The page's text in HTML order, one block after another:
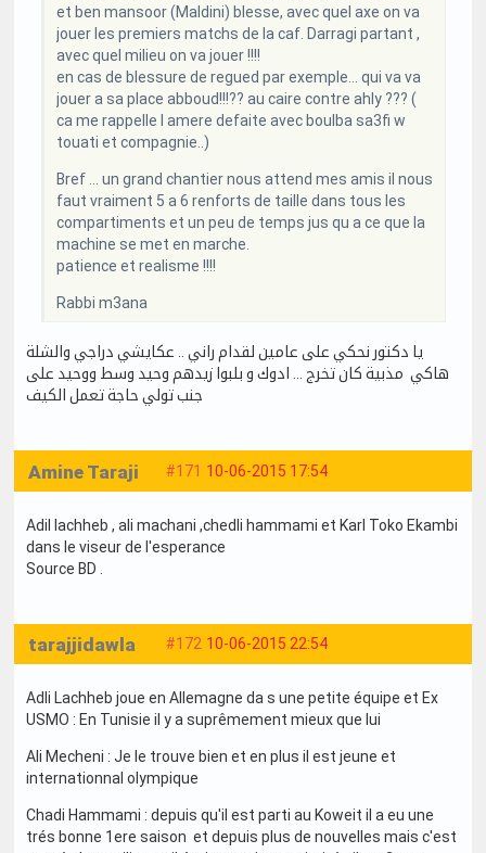
et ben mansoor (Maldini) blesse, avec quel axe on va
jouer les premiers matchs de la caf. Darragi partant ,
avec quel milieu on va jouer !!!!
en cas de blessure de regued par exemple... qui va va
jouer a sa place abboud!!!?? au caire contre ahly ??? (
ca me rappelle l amere defaite avec boulba sa3fi w
touati et compagnie..)
Bref ... un grand chantier nous attend mes amis il nous
faut vraiment 5 a 6 renforts de taille dans tous les
compartiments et un peu de temps jus qu a ce que la
machine se met en marche.
patience et realisme !!!!
Rabbi m3ana
يا دكتور نحكي على عامين لقدام راني .. عكايشي دراجي والشلة
هاكي مذبية كان تخرج ... ادوك و بلبوا زيدهم وحيد وسط ووحيد على
جنب تولي حاجة تعمل الكيف
#171 10-06-2015 17:54
Amine Taraji
Adil lachheb , ali machani ,chedli hammami et Karl Toko Ekambi
dans le viseur de l'esperance
Source BD .
#172 10-06-2015 22:54
tarajjidawla
Adli Lachheb joue en Allemagne da s une petite équipe et Ex
USMO : En Tunisie il y a suprêmement mieux que lui
Ali Mecheni : Je le trouve bien et en plus il est jeune et
internationnal olympique
Chadi Hammami : depuis qu'il est parti au Koweit il a eu une
trés bonne 1ere saison et depuis plus de nouvelles mais c'est